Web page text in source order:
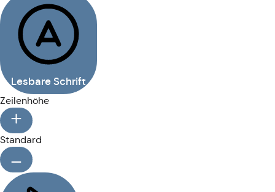
Lesbare Schrift
Zeilenhöhe
Standard